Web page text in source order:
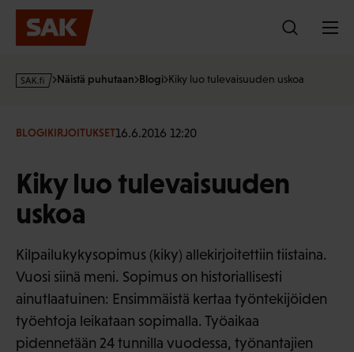
Hyppää
sisältöön
s
·
Näistä puhutaan Blogi Kiky luo tulevaisuuden uskoa
BLOGIKIRJOITUKSET16.6.2016 12:20
Kiky luo tulevaisuuden
uskoa
Kilpailukykysopimus (kiky) allekirjoitettiin tiistaina.
Vuosi siinä meni. Sopimus on historiallisesti
ainutlaatuinen: Ensimmäistä kertaa työntekijöiden
työehtoja leikataan sopimalla. Työaikaa
pidennetään 24 tunnilla vuodessa, työnantajien